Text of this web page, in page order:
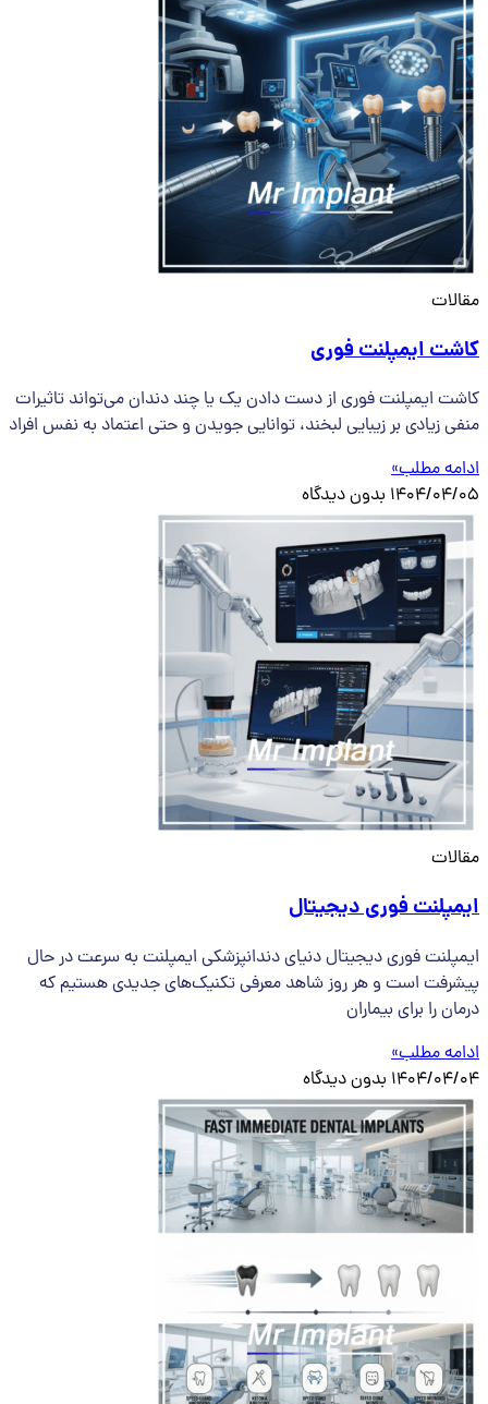
مقالات
کاشت ایمپلنت فوری
کاشت ایمپلنت فوری از دست دادن یک یا چند دندان می‌تواند تاثیرات
منفی زیادی بر زیبایی لبخند، توانایی جویدن و حتی اعتماد به نفس افراد
ادامه مطلب»
1404/04/05 بدون دیدگاه
مقالات
ایمپلنت فوری دیجیتال
ایمپلنت فوری دیجیتال دنیای دندانپزشکی ایمپلنت به سرعت در حال
پیشرفت است و هر روز شاهد معرفی تکنیک‌های جدیدی هستیم که
درمان را برای بیماران
ادامه مطلب»
1404/04/04 بدون دیدگاه